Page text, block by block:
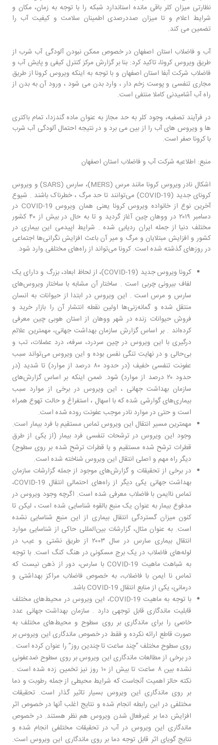
نظارتی میزان کلر باقی مانده استاندارد شبکه را با توجه به زمان، مکان و
شرایط اعلام و تا میزان صددرصدی اطمینان سلامت و کیفیت آب را
تضمین می کند.
آب و فاضلاب استان اصفهان در خصوص ممکن نبودن آلودگی آب شرب از
طریق ویروس کرونا، تاکید کرد: بنا بر گزارش مرکز کنترل کیفی و پایش آب و
فاضلاب شرکت آبفا استان اصفهان و با توجه به اینکه ویروس کرونا از طریق
مجاری تنفسی و پوست زخم دار ، وارد بدن می شود ، ورود آن به بدن از
راه آب آشامیدنی کاملا منتفی است.
در فرآیند تصفیه، وجود کلر به حد مجاز به عنوان ماده گندزدا، تمام باکتری
ها و ویروس های آب را از بین می برد و در نتیجه احتمال آلودگی آب شرب
با کرونا صفر است.
منبع: اطلاعیه شرکت آب و فاضلاب استان اصفهان
اشکال نادر ویروس کرونا مانند مرس (MERS)، سارس (SARS) و ویروس
کرونای جدید (COVID-19) می‌توانند تا حد مرگ ، خطرناک باشند . شیوع
آخرین نوع از خانواده ویروس کرونا یعنی همان ویروس COVID-19 در
دسامبر ۲۰۱۹ در ووهان چین آغاز گردید و تا به حال در بیش از ۴۰ کشور
مختلف دنیا از جمله ایران ردیابی شده . شرایط اپیدمی‌ این بیماری در
کشور و افزایش مبتلایان و مرگ و ‌میر آن باعث افزایش نگرانی‌ها اجتماعی
در روزهای گذشته شده است. کرونا می‌تواند از راه‌های مختلفی وارد شود.
کرونا ویروس جدید (COVID-19)، از لحاظ ابعاد، بزرگ و دارای یک
لفاف بیرونی چربی است . ساختار آن مشابه با ساختار ویروس‌های
سارس و مرس است . این ویروس در ابتدا از حیوانات به انسان
منتقل شده و گمانه‌زنی‌ها اولین نقطه انتشار آن را بازار خرید و
فروش حیوانات زنده در شهر ووهان از استان هوبی چین معرفی
کرده‌اند . بر اساس گزارش سازمان بهداشت جهانی، مهمترین علائم
درگیری با این ویروس در چین سردرد، سرفه، درد عضلات، تب و
بی‌حالی و در نهایت تنگی نفس بوده و این ویروس می‌تواند سبب
عفونت تنفسی خفیف (در حدود ۸۰ درصد از موارد) تا شدید (در
حدود ۲۰ درصد از موارد) شود. ضمن اینکه بر اساس گزارش‌های
سازمان بهداشت جهانی ، این ویروس در برخی از موارد سبب
بیماری‌های گوارشی شده که با اسهال ، استفراغ و حالت تهوع همراه
است و حتی در موارد نادر موجب عفونت روده شده است.
مهمترین مسیر انتقال این ویروس تماس مستقیم با فرد بیمار است.
وجود این ویروس در ترشحات تنفسی فرد بیمار (از یکی از طرق
قطرات ترشح شده مستقیم و یا قطرات ترشح شده بر روی سطوح)
دیگر راه مهم و اصلی انتقال این ویروس شناخته شده است.
در برخی از تحقیقات و گزارش‌های موجود از جمله گزارشات سازمان
بهداشت جهانی یکی دیگر از راه‌های احتمالی انتقال COVID-19،
تماس نا‌ایمن با فاضلاب معرفی شده است. اگرچه وجود ویروس در
مدفوع بیمار به عنوان یک منبع بالقوه شناسایی شده است ، لیکن تا
کنون میزان گستردگی انتقال بیماری از این منبع شناسایی نشده
است. به عنوان مثال، گزارشات بین‌المللی حاکی از شناسایی موارد
انتقال بیماری سارس در سال ۲۰۰۳ از طریق نشتی و عیب در
لوله‌های فاضلاب در یک برج مسکونی در هنگ کنگ است. با توجه
به شباهت ماهیت COVID-19 با سارس، دور از ذهن نیست که
تماس نا ایمن با فاضلاب، به خصوص فاضلاب مراکز بهداشتی و
درمانی، یکی از منابع انتقال COVID-19 باشد.
با توجه به ماهیت COVID-19، این ویروس در محیط‌های مختلف
قابلیت ماندگاری قابل توجهی دارد . سازمان بهداشت جهانی عدد
خاصی را برای ماندگاری بر روی سطوح و محیط‌های مختلف به
صورت قاطع ارائه نکرده و فقط در خصوص ماندگاری این ویروس بر
روی سطوح مختلف “چند ساعت تا چندین روز” را عنوان کرده است .
در برخی از مطالعات ماندگاری این ویروس بر روی سطوح ضدعفونی
نشده بین ۸ ساعت تا بیش از ۱۰ روز نیز تخمین زده شده است .
نکته حائز اهمیت آنجاست که شرایط محیطی از جمله رطوبت و دما
بر روی ماندگاری این ویروس بسیار تاثیر گذار است. تحقیقات
مختلفی در این رابطه انجام شده و نتایج اغلب آنها در خصوص اثر
افزایش دما بر غیرفعال شدن ویروس هم نظر هستند. در خصوص
ماندگاری این ویروس در آب در تحقیقات مختلفی انجام شده و
نتایج گویای اثر قابل توجه دما بر روی ماندگاری این ویروس است.